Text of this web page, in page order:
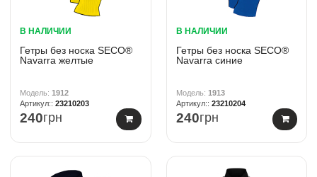
В НАЛИЧИИ
Гетры без носка SECO®
Navarra желтые
1912
23210203
240грн
В НАЛИЧИИ
Гетры без носка SECO®
Navarra синие
1913
23210204
240грн